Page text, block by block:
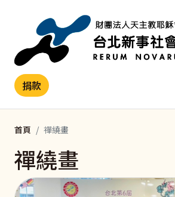
捐款
首頁 禪繞畫
禪繞畫